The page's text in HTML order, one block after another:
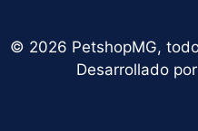
© 2026 PetshopMG,
Desarrollado por